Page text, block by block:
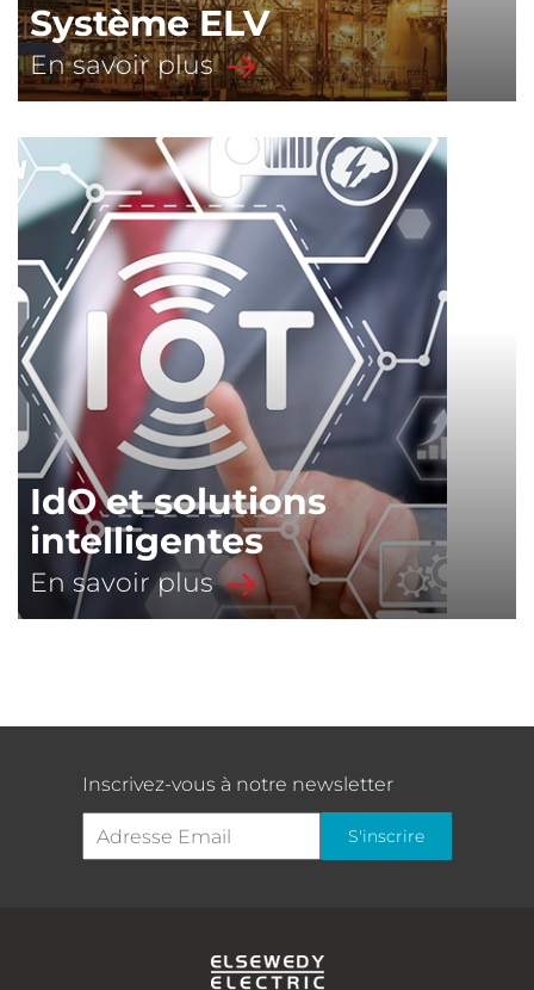
Système ELV
En savoir plus
IdO et solutions
intelligentes
En savoir plus
Inscrivez-vous à notre newsletter
S'inscrire